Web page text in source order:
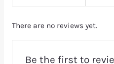
There are no reviews yet.
Be the first to